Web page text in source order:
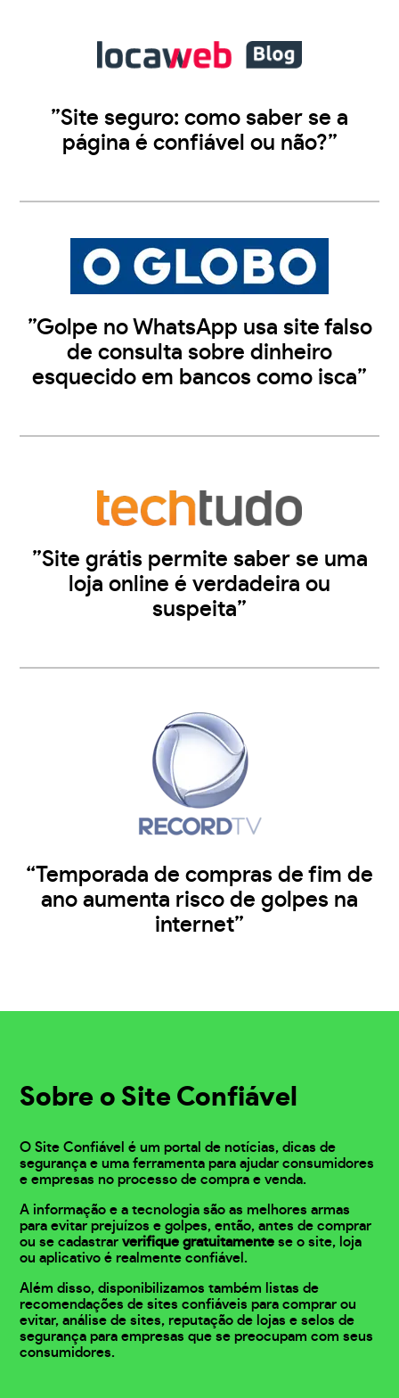
”Site seguro: como saber se a
página é confiável ou não?”
”Golpe no WhatsApp usa site falso
de consulta sobre dinheiro
esquecido em bancos como isca”
”Site grátis permite saber se uma
loja online é verdadeira ou
suspeita”
“Temporada de compras de fim de
ano aumenta risco de golpes na
internet”
Sobre o Site Confiável
O Site Confiável é um portal de notícias, dicas de
segurança e uma ferramenta para ajudar consumidores
e empresas no processo de compra e venda.
A informação e a tecnologia são as melhores armas
para evitar prejuízos e golpes, então, antes de comprar
ou se cadastrarverifique gratuitamente se o site, loja
ou aplicativo é realmente confiável.
Além disso, disponibilizamos também listas de
recomendações de sites confiáveis para comprar ou
evitar, análise de sites, reputação de lojas e selos de
segurança para empresas que se preocupam com seus
consumidores.